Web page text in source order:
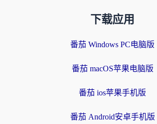
下载应用
番茄 Windows PC电脑版
番茄 macOS苹果电脑版
番茄 ios苹果手机版
番茄 Android安卓手机版